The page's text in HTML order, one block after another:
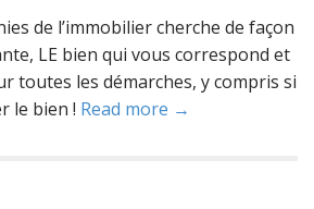
de l’immobilier cherche de façon
LE bien qui vous correspond et
toutes les démarches, y compris si
le bien ! Read more →